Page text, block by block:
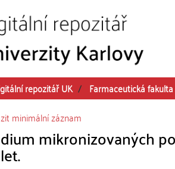
repozitář UK Farmaceutická
minimální záznam
mikronizovaných